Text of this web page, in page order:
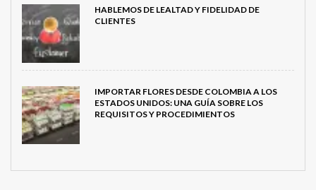
HABLEMOS DE LEALTAD Y FIDELIDAD DE
CLIENTES
IMPORTAR FLORES DESDE COLOMBIA A LOS
ESTADOS UNIDOS: UNA GUÍA SOBRE LOS
REQUISITOS Y PROCEDIMIENTOS